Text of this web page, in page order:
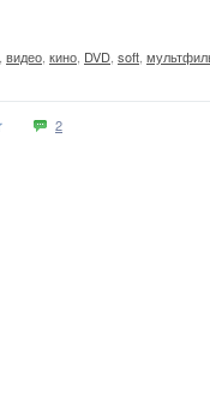
видео кино DVD soft
2